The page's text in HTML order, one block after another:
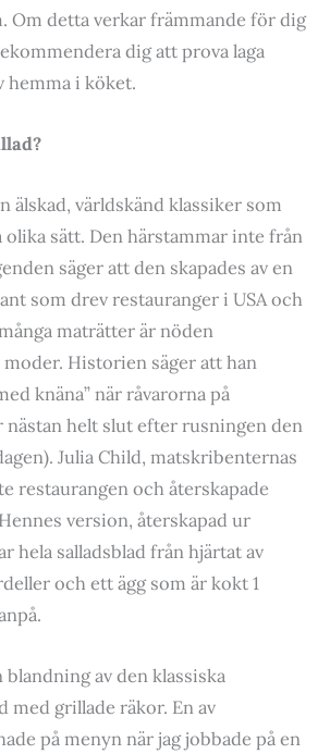
Om detta verkar främmande för dig
dig att prova laga
hemma i köket.
älskad, världskänd klassiker som
olika sätt. Den härstammar inte från
säger att den skapades av en
som drev restauranger i USA och
maträtter är nöden
Historien säger att han
knäna” när råvarorna på
nästan helt slut efter rusningen den
Julia Child, matskribenternas
restaurangen och återskapade
version, återskapad ur
hela salladsblad från hjärtat av
och ett ägg som är kokt 1
av den klassiska
med grillade räkor. En av
på menyn när jag jobbade på en